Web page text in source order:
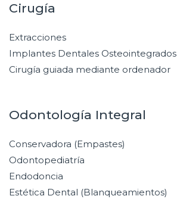
Cirugía
Extracciones
Implantes Dentales Osteointegrados
Cirugía guiada mediante ordenador
Odontología Integral
Conservadora (Empastes)
Odontopediatría
Endodoncia
Estética Dental (Blanqueamientos)